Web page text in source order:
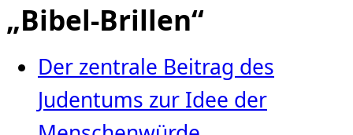
„Bibel-Brillen“
Der zentrale Beitrag des
Judentums zur Idee der